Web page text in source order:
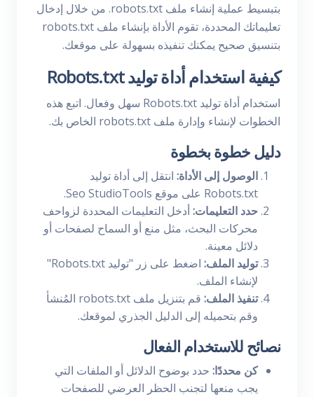
بتبسيط عملية إنشاء ملف robots.txt. من خلال إدخال
تعليماتك المحددة، تقوم الأداة بإنشاء ملف robots.txt
بتنسيق صحيح يمكنك تنفيذه بسهولة على موقعك.
كيفية استخدام أداة توليد Robots.txt
استخدام أداة توليد Robots.txt سهل وفعال. اتبع هذه
الخطوات لإنشاء وإدارة ملف robots.txt الخاص بك.
دليل خطوة بخطوة
الوصول إلى الأداة: انتقل إلى أداة توليد
Robots.txt على موقع Seo StudioTools.
حدد التعليمات:أدخل التعليمات المحددة لزواحف
محركات البحث، مثل منع أو السماح لصفحات أو
دلائل معينة.
توليد الملف:
اضغط على زر "توليد Robots.txt"
لإنشاء الملف.
تنفيذ الملف:
قم بتنزيل ملف robots.txt المُنشأ
وقم بتحميله إلى الدليل الجذري لموقعك.
نصائح للاستخدام الفعال
كن محددًا: حدد بوضوح الدلائل أو الملفات التي
يجب منعها لتجنب الحظر العرضي للصفحات